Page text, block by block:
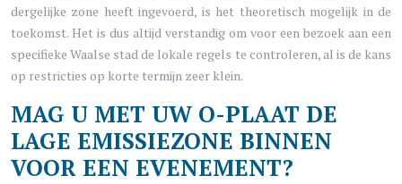
dergelijke zone heeft ingevoerd, is het theoretisch mogelijk in de
toekomst. Het is dus altijd verstandig om voor een bezoek aan een
specifieke Waalse stad de lokale regels te controleren, al is de kans
op restricties op korte termijn zeer klein.
MAG U MET UW O-PLAAT DE
LAGE EMISSIEZONE BINNEN
VOOR EEN EVENEMENT?